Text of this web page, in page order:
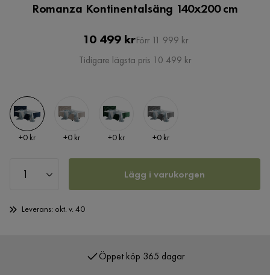
Romanza Kontinentalsäng 140x200 cm
Pris
10 499 krOriginal
Pris
Förr 11 999 kr
Tidigare lägsta pris 10 499 kr
Pris
+0 kr Pris
+0 kr Pris
+0 kr Pris
+0 kr
Lägg i varukorgen
Leverans: okt. v. 40
Öppet köp 365 dagar